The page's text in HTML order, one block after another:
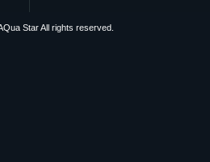
Star All rights reserved.